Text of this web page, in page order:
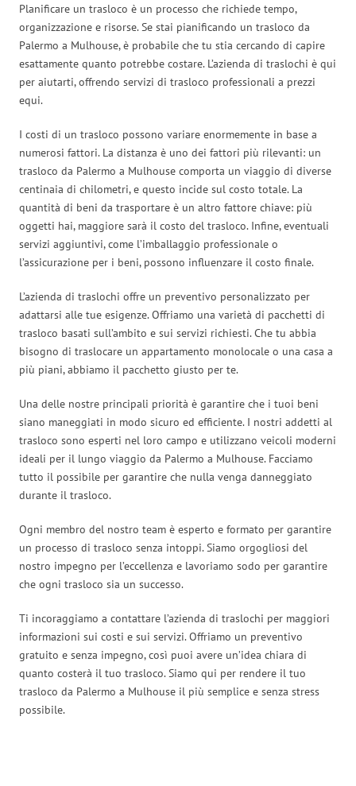
Planificare un trasloco è un processo che richiede tempo,
organizzazione e risorse. Se stai pianificando un trasloco da
Palermo a Mulhouse, è probabile che tu stia cercando di capire
esattamente quanto potrebbe costare. L’azienda di traslochi è qui
per aiutarti, offrendo servizi di trasloco professionali a prezzi
equi.
I costi di un trasloco possono variare enormemente in base a
numerosi fattori. La distanza è uno dei fattori più rilevanti: un
trasloco da Palermo a Mulhouse comporta un viaggio di diverse
centinaia di chilometri, e questo incide sul costo totale. La
quantità di beni da trasportare è un altro fattore chiave: più
oggetti hai, maggiore sarà il costo del trasloco. Infine, eventuali
servizi aggiuntivi, come l’imballaggio professionale o
l’assicurazione per i beni, possono influenzare il costo finale.
L’azienda di traslochi offre un preventivo personalizzato per
adattarsi alle tue esigenze. Offriamo una varietà di pacchetti di
trasloco basati sull’ambito e sui servizi richiesti. Che tu abbia
bisogno di traslocare un appartamento monolocale o una casa a
più piani, abbiamo il pacchetto giusto per te.
Una delle nostre principali priorità è garantire che i tuoi beni
siano maneggiati in modo sicuro ed efficiente. I nostri addetti al
trasloco sono esperti nel loro campo e utilizzano veicoli moderni
ideali per il lungo viaggio da Palermo a Mulhouse. Facciamo
tutto il possibile per garantire che nulla venga danneggiato
durante il trasloco.
Ogni membro del nostro team è esperto e formato per garantire
un processo di trasloco senza intoppi. Siamo orgogliosi del
nostro impegno per l’eccellenza e lavoriamo sodo per garantire
che ogni trasloco sia un successo.
Ti incoraggiamo a contattare l’azienda di traslochi per maggiori
informazioni sui costi e sui servizi. Offriamo un preventivo
gratuito e senza impegno, così puoi avere un’idea chiara di
quanto costerà il tuo trasloco. Siamo qui per rendere il tuo
trasloco da Palermo a Mulhouse il più semplice e senza stress
possibile.